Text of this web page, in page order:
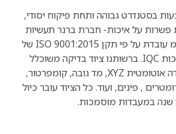
בסטנדרט גבוהה ותחת פיקוח יסודי,
על איכות- חברת ברנר תעשיות
מתכת וחשמל בע"מ עובדת על פי תקן ISO 9001:2015 של
המכון לבקרה ואיכות IQC. ברשותנו ציוד בדיקה משוכלל
הכולל מכונת מדידה אוטומטית XYZ, מד גובה, קומפרטור,
, פינים, ועוד. כל הציוד עובר כיול
שנה במעבדות מוסמכות.